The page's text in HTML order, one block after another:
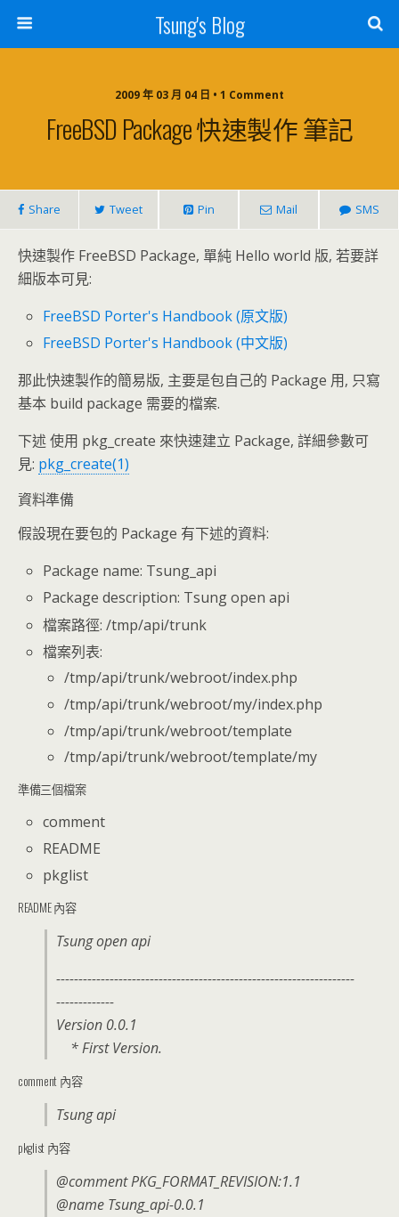
Tsung's Blog
2009 年 03 月 04 日 • 1 Comment
FreeBSD Package 快速製作 筆記
Share Tweet Pin Mail SMS
快速製作 FreeBSD Package, 單純 Hello world 版, 若要詳
細版本可見:
FreeBSD Porter's Handbook (原文版)
FreeBSD Porter's Handbook (中文版)
那此快速製作的簡易版, 主要是包自己的 Package 用, 只寫
基本 build package 需要的檔案.
下述 使用 pkg_create 來快速建立 Package, 詳細參數可
見: pkg_create(1)
資料準備
假設現在要包的 Package 有下述的資料:
Package name: Tsung_api
Package description: Tsung open api
檔案路徑: /tmp/api/trunk
檔案列表:
/tmp/api/trunk/webroot/index.php
/tmp/api/trunk/webroot/my/index.php
/tmp/api/trunk/webroot/template
/tmp/api/trunk/webroot/template/my
準備三個檔案
comment
README
pkglist
README 內容
Tsung open api
-------------------------------------------------------------------
-------------
Version 0.0.1
* First Version.
comment 內容
Tsung api
pkglist 內容
@comment PKG_FORMAT_REVISION:1.1
@name Tsung_api-0.0.1